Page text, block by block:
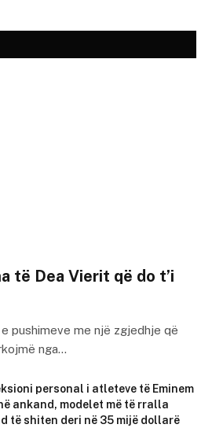
të Dea Vierit që do t’i
pushimeve me një zgjedhje që
nga…
personal i atleteve të Eminem
ankand, modelet më të rralla
të shiten deri në 35 mijë dollarë